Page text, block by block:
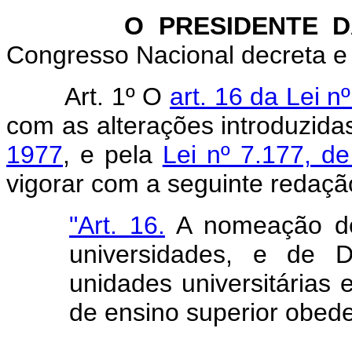
O PRESIDENTE DA
Congresso Nacional decreta
Art. 1º O art. 16 da Lei
com as alterações
1977, e pela Lei nº 7.177,
vigorar com a seguinte
"Art. 16. A nomeação
universidades, e de
unidades universitárias
de ensino superior